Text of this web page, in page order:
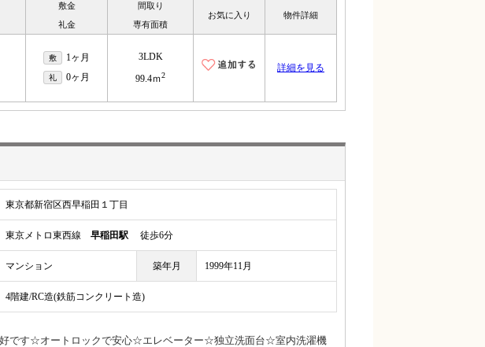
敷金
礼金
間取り
専有面積
お気に入り 物件詳細
敷 1ヶ月
礼 0ヶ月
3LDK
99.4ｍ2
詳細を見る
東京都新宿区西早稲田１丁目
東京メトロ東西線 早稲田駅 徒歩6分
マンション 築年月 1999年11月
4階建/RC造(鉄筋コンクリート造)
です☆オートロックで安心☆エレベーター☆独立洗面台☆室内洗濯機